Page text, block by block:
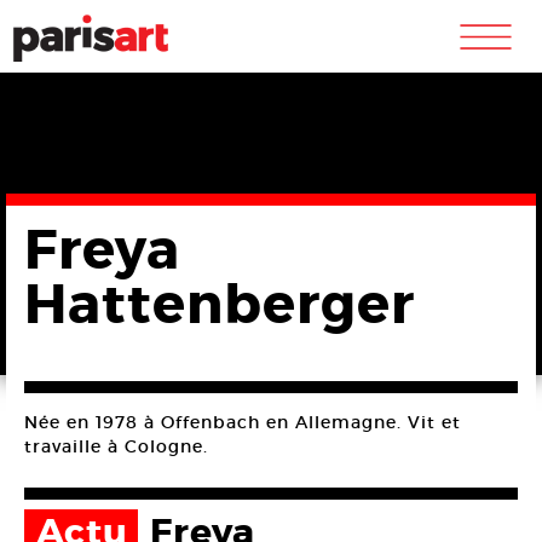
m
Freya
Hattenberger
Née en 1978 à Offenbach en Allemagne. Vit et
travaille à Cologne.
Actu
Freya